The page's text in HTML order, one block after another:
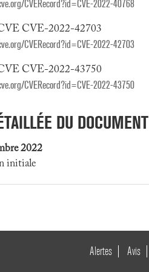
CVERecord?id=CVE-2022-40768
CVE-2022-42703
CVERecord?id=CVE-2022-42703
CVE-2022-43750
CVERecord?id=CVE-2022-43750
DU DOCUMENT
2022
initiale
Alertes Avis